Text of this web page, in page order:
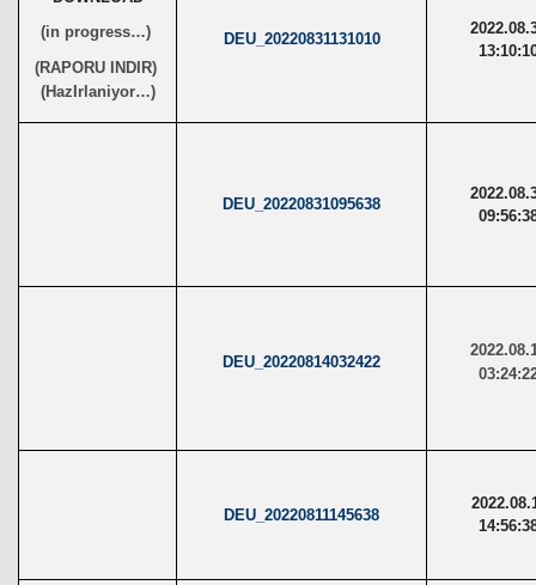
(in progress…)
(RAPORU INDIR)
(HazIrlaniyor…)
DEU_20220831131010
DEU_20220831095638
DEU_20220814032422
DEU_20220811145638